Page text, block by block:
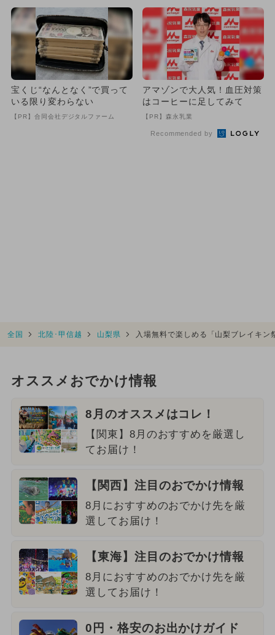
宝くじ“なんとなく”で買って
いる限り変わらない
【PR】合同会社デジタルファーム
アマゾンで大人気！血圧対策
はコーヒーに足してみて
【PR】森永乳業
Recommended by
全国 北陸･甲信越 山梨県 入場無料で楽しめる「山梨ブレイキ
オススメおでかけ情報
8月のオススメはコレ！
【関東】8月のおすすめを厳選し
てお届け！
【関西】注目のおでかけ情報
8月におすすめのおでかけ先を厳
選してお届け！
【東海】注目のおでかけ情報
8月におすすめのおでかけ先を厳
選してお届け！
0円・格安のお出かけガイド